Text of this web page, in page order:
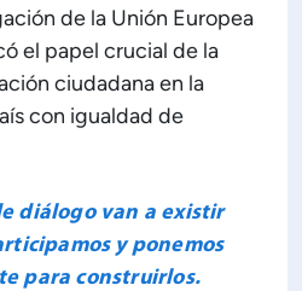
de la Unión Europea
el papel crucial de la
ciudadana en la
con igualdad de
diálogo van a existir
y ponemos
para construirlos.